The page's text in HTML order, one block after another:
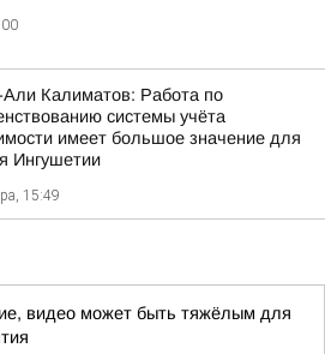
Калиматов: Работа по
системы учёта
имеет большое значение для
Ингушетии
15:49
видео может быть тяжёлым для